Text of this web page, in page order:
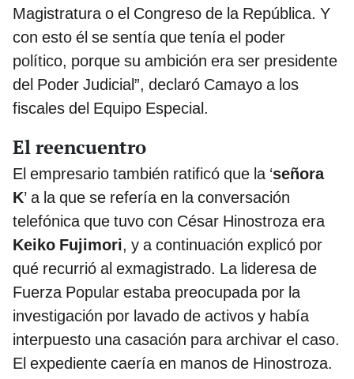
Magistratura o el Congreso de la República. Y
con esto él se sentía que tenía el poder
político, porque su ambición era ser presidente
del Poder Judicial”, declaró Camayo a los
fiscales del Equipo Especial.
El reencuentro
El empresario también ratificó que la ‘señora
K’ a la que se refería en la conversación
telefónica que tuvo con César Hinostroza era
Keiko Fujimori, y a continuación explicó por
qué recurrió al exmagistrado. La lideresa de
Fuerza Popular estaba preocupada por la
investigación por lavado de activos y había
interpuesto una casación para archivar el caso.
El expediente caería en manos de Hinostroza.